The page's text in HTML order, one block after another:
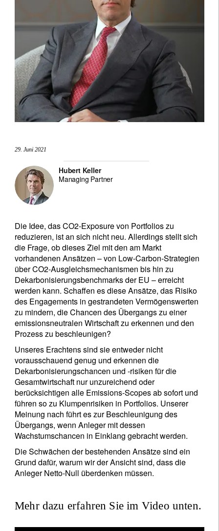
29. Juni 2021
Hubert Keller
Managing Partner
Die Idee, das CO2-Exposure von Portfolios zu
reduzieren, ist an sich nicht neu. Allerdings stellt sich
die Frage, ob dieses Ziel mit den am Markt
vorhandenen Ansätzen – von Low-Carbon-Strategien
über CO2-Ausgleichsmechanismen bis hin zu
Dekarbonisierungsbenchmarks der EU – erreicht
werden kann. Schaffen es diese Ansätze, das Risiko
des Engagements in gestrandeten Vermögenswerten
zu mindern, die Chancen des Übergangs zu einer
emissionsneutralen Wirtschaft zu erkennen und den
Prozess zu beschleunigen?
Unseres Erachtens sind sie entweder nicht
vorausschauend genug und erkennen die
Dekarbonisierungschancen und -risiken für die
Gesamtwirtschaft nur unzureichend oder
berücksichtigen alle Emissions-Scopes ab sofort und
führen so zu Klumpenrisiken in Portfolios. Unserer
Meinung nach führt es zur Beschleunigung des
Übergangs, wenn Anleger mit dessen
Wachstumschancen in Einklang gebracht werden.
Die Schwächen der bestehenden Ansätze sind ein
Grund dafür, warum wir der Ansicht sind, dass die
Anleger Netto-Null überdenken müssen.
Mehr dazu erfahren Sie im Video unten.